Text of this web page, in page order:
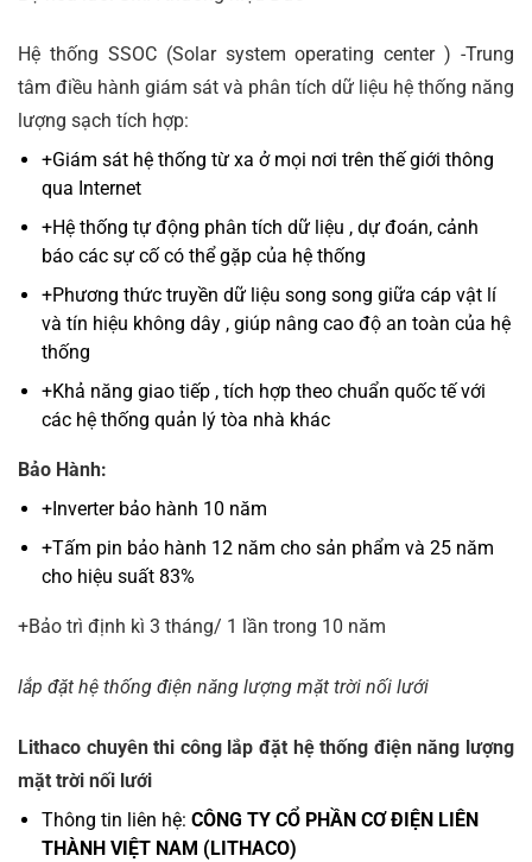
Hệ thống SSOC (Solar system operating center ) -Trung
tâm điều hành giám sát và phân tích dữ liệu hệ thống năng
lượng sạch tích hợp:
+Giám sát hệ thống từ xa ở mọi nơi trên thế giới thông
qua Internet
+Hệ thống tự động phân tích dữ liệu , dự đoán, cảnh
báo các sự cố có thể gặp của hệ thống
+Phương thức truyền dữ liệu song song giữa cáp vật lí
và tín hiệu không dây , giúp nâng cao độ an toàn của hệ
thống
+Khả năng giao tiếp , tích hợp theo chuẩn quốc tế với
các hệ thống quản lý tòa nhà khác
Bảo Hành:
+Inverter bảo hành 10 năm
+Tấm pin bảo hành 12 năm cho sản phẩm và 25 năm
cho hiệu suất 83%
+Bảo trì định kì 3 tháng/ 1 lần trong 10 năm
lắp đặt hệ thống điện năng lượng mặt trời nối lưới
Lithaco chuyên thi công lắp đặt hệ thống điện năng lượng
mặt trời nối lưới
Thông tin liên hệ: CÔNG TY CỔ PHẦN CƠ ĐIỆN LIÊN
THÀNH VIỆT NAM (LITHACO)